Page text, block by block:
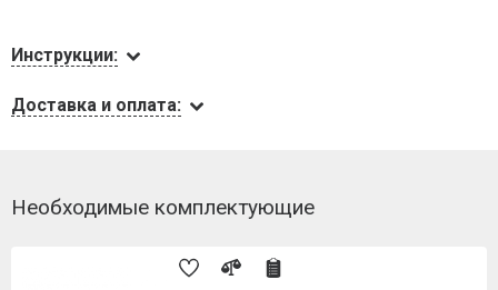
Инструкции:
Доставка и оплата:
Необходимые комплектующие